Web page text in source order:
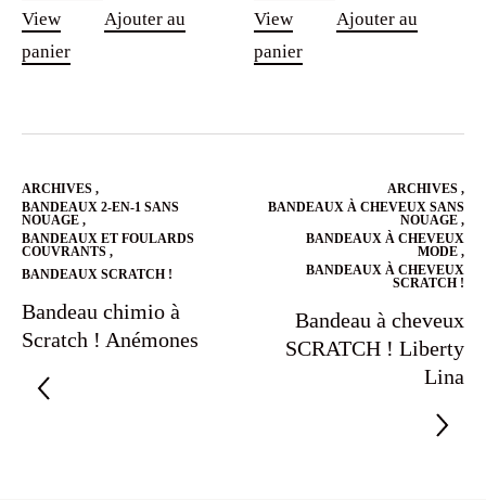
View
Ajouter au
panier
View
Ajouter au
panier
ARCHIVES ,
BANDEAUX 2-EN-1 SANS
NOUAGE ,
BANDEAUX ET FOULARDS
COUVRANTS ,
BANDEAUX SCRATCH !
Bandeau chimio à
Scratch ! Anémones
ARCHIVES ,
BANDEAUX À CHEVEUX SANS
NOUAGE ,
BANDEAUX À CHEVEUX
MODE ,
BANDEAUX À CHEVEUX
SCRATCH !
Bandeau à cheveux
SCRATCH ! Liberty
Lina